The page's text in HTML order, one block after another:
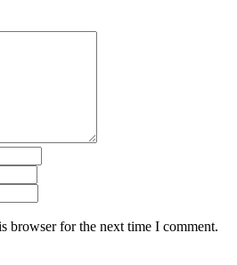
browser for the next time I comment.